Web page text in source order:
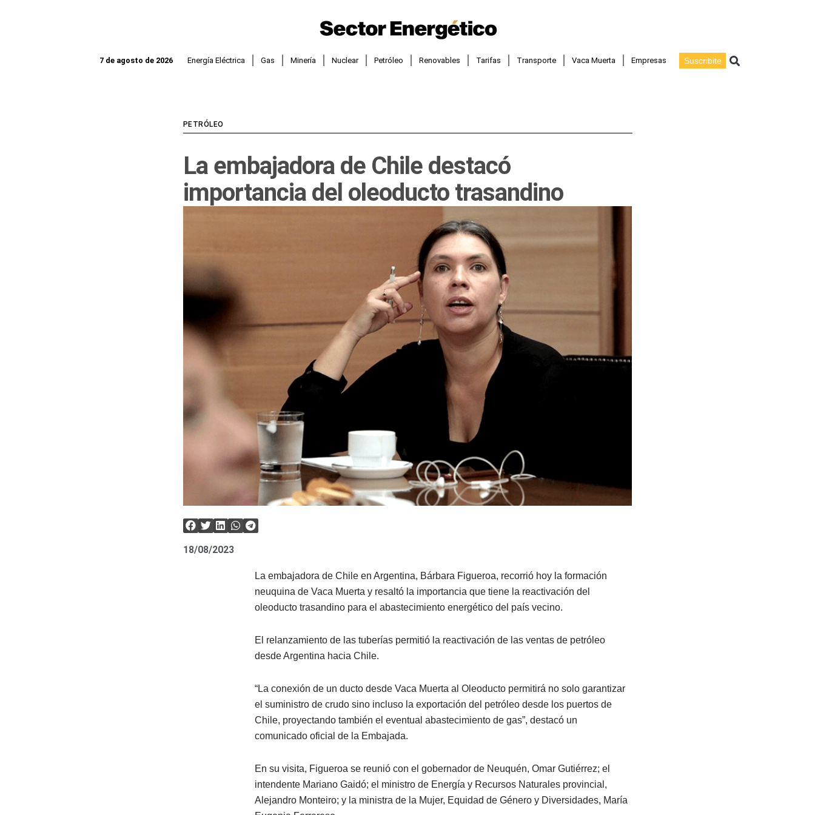
7 de agosto de 2026 Energía Eléctrica Gas Minería Nuclear Petróleo Renovables Tarifas Transporte Vaca Muerta Empresas Suscribite Buscar
PETRÓLEO
La embajadora de Chile destacó
importancia del oleoducto trasandino
18/08/2023
La embajadora de Chile en Argentina, Bárbara Figueroa, recorrió hoy la formación
neuquina de Vaca Muerta y resaltó la importancia que tiene la reactivación del
oleoducto trasandino para el abastecimiento energético del país vecino.
El relanzamiento de las tuberías permitió la reactivación de las ventas de petróleo
desde Argentina hacia Chile.
“La conexión de un ducto desde Vaca Muerta al Oleoducto permitirá no solo garantizar
el suministro de crudo sino incluso la exportación del petróleo desde los puertos de
Chile, proyectando también el eventual abastecimiento de gas”, destacó un
comunicado oficial de la Embajada.
En su visita, Figueroa se reunió con el gobernador de Neuquén, Omar Gutiérrez; el
intendente Mariano Gaidó; el ministro de Energía y Recursos Naturales provincial,
Alejandro Monteiro; y la ministra de la Mujer, Equidad de Género y Diversidades, María